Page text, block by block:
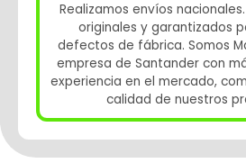
Realizamos envíos
originales y garantizados
defectos de fábrica. Somos
empresa de Santander con
experiencia en el mercado,
calidad de nuestros